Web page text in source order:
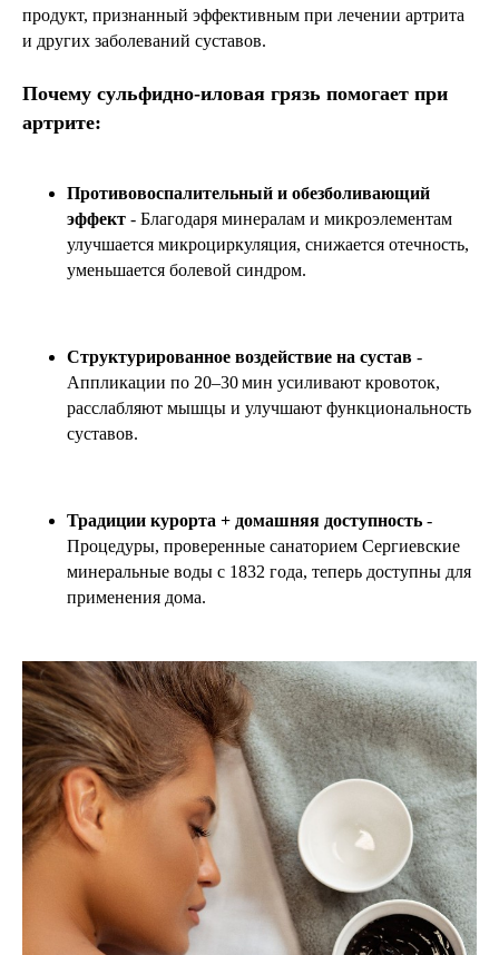
продукт, признанный эффективным при лечении артрита
и других заболеваний суставов.
Почему сульфидно‑иловая грязь помогает при
артрите:
Противовоспалительный и обезболивающий
эффект - Благодаря минералам и микроэлементам
улучшается микроциркуляция, снижается отечность,
уменьшается болевой синдром.
Структурированное воздействие на сустав -
Аппликации по 20–30 мин усиливают кровоток,
расслабляют мышцы и улучшают функциональность
суставов.
Традиции курорта + домашняя доступность -
Процедуры, проверенные санаторием Сергиевские
минеральные воды с 1832 года, теперь доступны для
применения дома.